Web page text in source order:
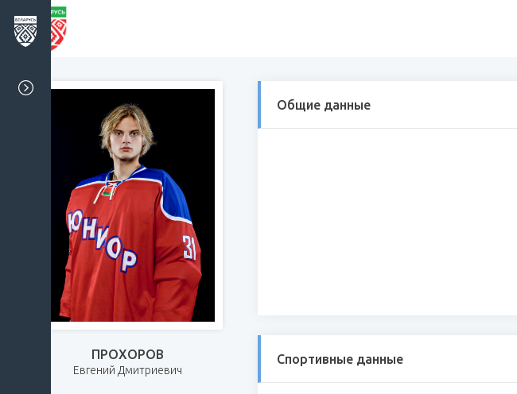
ПРОХОРОВ
Евгений Дмитриевич
Общие данные
Спортивные данные